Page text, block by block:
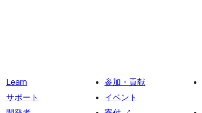
Learn
サポート
参加・貢献
イベント